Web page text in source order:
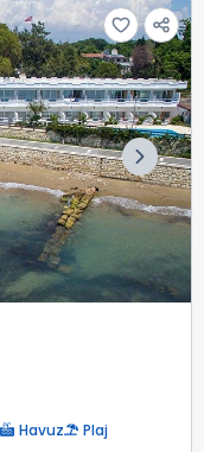
Havuz
Plaj